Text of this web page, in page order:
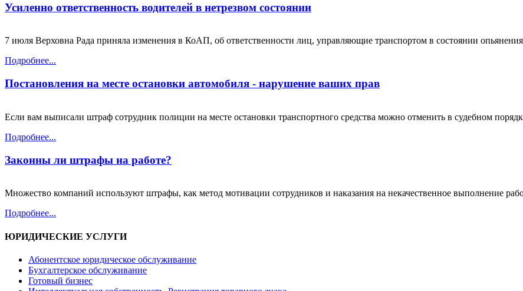
Усиленно ответственность водителей в нетрезвом состоянии
7 июля Верховна Рада приняла изменения в КоАП, об ответственности лиц, управляющие транспортом в состоянии
Подробнее...
Постановления на месте остановки автомобиля - нарушение ваших прав
Если вам выписали штраф сотрудник полиции на месте остановки транспортного средства можно отменить в судебном
Подробнее...
Законны ли штрафы на работе?
Множество компаний используют штрафы, как метод мотивации сотрудников и наказания на некачественное выполнение
Подробнее...
ЮРИДИЧЕСКИЕ УСЛУГИ
Абонентское юридическое обслуживание
Бухгалтерское обслуживание
Готовый бизнес